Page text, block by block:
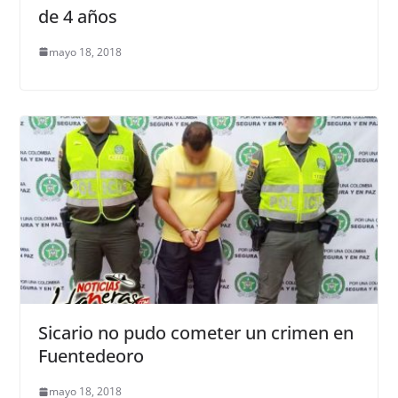
de 4 años
mayo 18, 2018
Sicario no pudo cometer un crimen en
Fuentedeoro
mayo 18, 2018